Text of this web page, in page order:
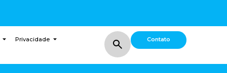
Privacidade Contato